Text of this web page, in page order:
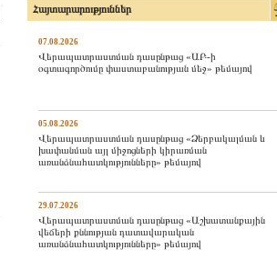
Հայտարարություններ
07.08.2026
Վերապատրաստման դասընթաց «ԱԲ-ի
օգտագործումը փաստաբանության մեջ» թեմայով
05.08.2026
Վերապատրաստման դասընթաց «Ձերբակալման և
խափանման այլ միջոցների կիրառման
առանձնահատկությունները» թեմայով
29.07.2026
Վերապատրաստման դասընթաց «Աշխատանքային
վեճերի քննության դատավարական
առանձնահատկությունները» թեմայով